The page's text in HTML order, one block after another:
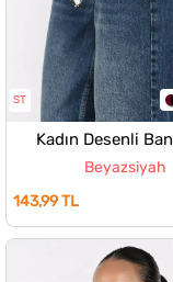
ST
Kadın Desenli
Beyazsiyah
143,99 TL